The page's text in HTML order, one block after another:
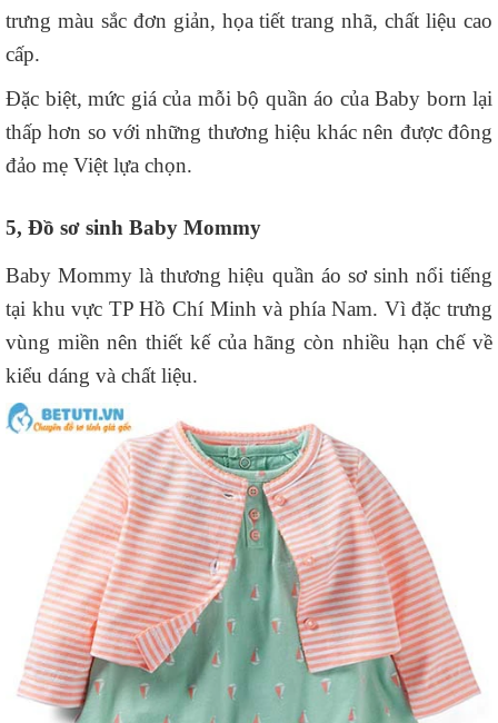
trưng màu sắc đơn giản, họa tiết trang nhã, chất liệu cao
cấp.
Đặc biệt, mức giá của mỗi bộ quần áo của Baby born lại
thấp hơn so với những thương hiệu khác nên được đông
đảo mẹ Việt lựa chọn.
5, Đồ sơ sinh Baby Mommy
Baby Mommy là thương hiệu quần áo sơ sinh nổi tiếng
tại khu vực TP Hồ Chí Minh và phía Nam. Vì đặc trưng
vùng miền nên thiết kế của hãng còn nhiều hạn chế về
kiểu dáng và chất liệu.